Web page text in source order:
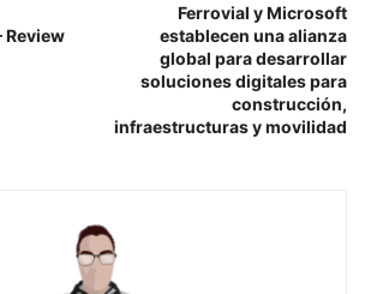
Review
Ferrovial y Microsoft
establecen una alianza
global para desarrollar
soluciones digitales para
construcción,
infraestructuras y movilidad